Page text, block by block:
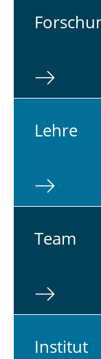
Lehre
Team
In­sti­tut